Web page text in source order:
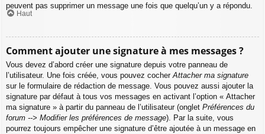
peuvent pas supprimer un message une fois que quelqu’un y a répondu.
Haut
Comment ajouter une signature à mes messages ?
Vous devez d’abord créer une signature depuis votre panneau de
l’utilisateur. Une fois créée, vous pouvez cocherAttacher ma signature
sur le formulaire de rédaction de message. Vous pouvez aussi ajouter la
signature par défaut à tous vos messages en activant l’option « Attacher
ma signature » à partir du panneau de l’utilisateur (onglet Préférences du
forum --> Modifier les préférences de message). Par la suite, vous
pourrez toujours empêcher une signature d’être ajoutée à un message en